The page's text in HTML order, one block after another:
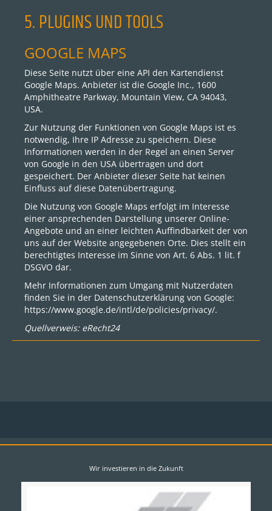
5. PLUGINS UND TOOLS
GOOGLE MAPS
Diese Seite nutzt über eine API den Kartendienst
Google Maps. Anbieter ist die Google Inc., 1600
Amphitheatre Parkway, Mountain View, CA 94043,
USA.
Zur Nutzung der Funktionen von Google Maps ist es
notwendig, Ihre IP Adresse zu speichern. Diese
Informationen werden in der Regel an einen Server
von Google in den USA übertragen und dort
gespeichert. Der Anbieter dieser Seite hat keinen
Einfluss auf diese Datenübertragung.
Die Nutzung von Google Maps erfolgt im Interesse
einer ansprechenden Darstellung unserer Online-
Angebote und an einer leichten Auffindbarkeit der von
uns auf der Website angegebenen Orte. Dies stellt ein
berechtigtes Interesse im Sinne von Art. 6 Abs. 1 lit. f
DSGVO dar.
Mehr Informationen zum Umgang mit Nutzerdaten
finden Sie in der Datenschutzerklärung von Google:
https://www.google.de/intl/de/policies/privacy/.
Quellverweis: eRecht24
Wir investieren in die Zukunft